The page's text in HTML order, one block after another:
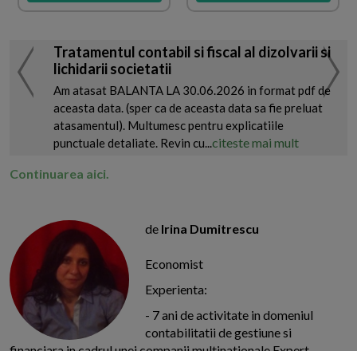
Tratamentul contabil si fiscal al dizolvarii si
lichidarii societatii
Am atasat BALANTA LA 30.06.2026 in format pdf de
aceasta data. (sper ca de aceasta data sa fie preluat
atasamentul). Multumesc pentru explicatiile
punctuale detaliate. Revin cu...citeste mai mult
Continuarea aici.
de Irina Dumitrescu
Economist
Experienta:
- 7 ani de activitate in domeniul
contabilitatii de gestiune si